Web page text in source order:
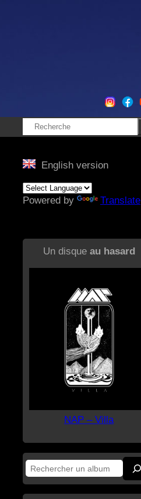
Rechercher
English version
Powered by Translate
Un disque au hasard
NAP – Villa
Rechercher